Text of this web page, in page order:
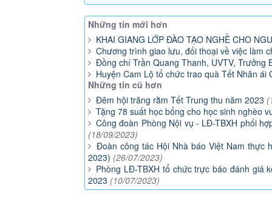
Những tin mới hơn
KHAI GIANG LỚP ĐÀO TẠO NGHỀ CHO
Chương trình giao lưu, đối thoại về việc làm
Đồng chí Trần Quang Thanh, UVTV, Trưởng
Huyện Cam Lộ tổ chức trao quà Tết Nhân
Những tin cũ hơn
Đêm hội trăng rằm Tết Trung thu năm 2023
Tặng 78 suất học bổng cho học sinh nghèo
Công đoàn Phòng Nội vụ - LĐ-TBXH phối
(18/09/2023)
Đoàn công tác Hội Nhà báo Việt Nam thực
2023) (26/07/2023)
Phòng LĐ-TBXH tổ chức trực báo đánh giá
2023 (10/07/2023)